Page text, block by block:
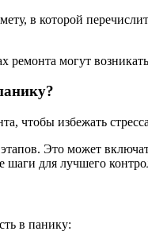
в которой
ремонта могут
чтобы избежать
Это может
шаги для лучшего
в панику: